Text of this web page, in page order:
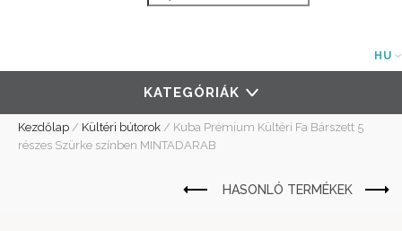
HU
KATEGÓRIÁK
Kezdőlap / Kültéri bútorok / Kuba Prémium Kültéri Fa Bárszett 5
részes Szürke színben MINTADARAB